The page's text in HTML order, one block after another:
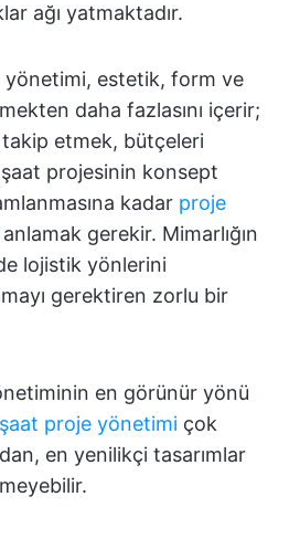
ağı yatmaktadır.
yönetimi, estetik, form ve
daha fazlasını içerir;
etmek, bütçeleri
projesinin konsept
kadar proje
anlamak gerekir. Mimarlığın
lojistik yönlerini
gerektiren zorlu bir
en görünür yönü
proje yönetimi çok
en yenilikçi tasarımlar